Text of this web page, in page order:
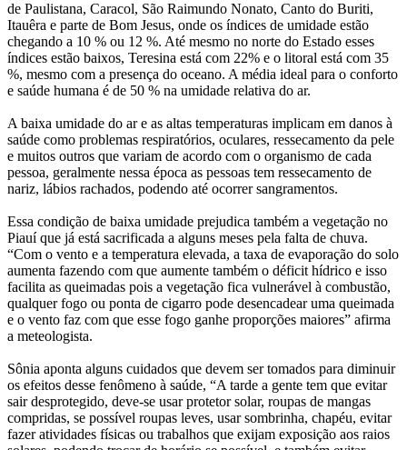
de Paulistana, Caracol, São Raimundo Nonato, Canto do Buriti,
Itauêra e parte de Bom Jesus, onde os índices de umidade estão
chegando a 10 % ou 12 %. Até mesmo no norte do Estado esses
índices estão baixos, Teresina está com 22% e o litoral está com 35
%, mesmo com a presença do oceano. A média ideal para o conforto
e saúde humana é de 50 % na umidade relativa do ar.
A baixa umidade do ar e as altas temperaturas implicam em danos à
saúde como problemas respiratórios, oculares, ressecamento da pele
e muitos outros que variam de acordo com o organismo de cada
pessoa, geralmente nessa época as pessoas tem ressecamento de
nariz, lábios rachados, podendo até ocorrer sangramentos.
Essa condição de baixa umidade prejudica também a vegetação no
Piauí que já está sacrificada a alguns meses pela falta de chuva.
“Com o vento e a temperatura elevada, a taxa de evaporação do solo
aumenta fazendo com que aumente também o déficit hídrico e isso
facilita as queimadas pois a vegetação fica vulnerável à combustão,
qualquer fogo ou ponta de cigarro pode desencadear uma queimada
e o vento faz com que esse fogo ganhe proporções maiores” afirma
a meteologista.
Sônia aponta alguns cuidados que devem ser tomados para diminuir
os efeitos desse fenômeno à saúde, “A tarde a gente tem que evitar
sair desprotegido, deve-se usar protetor solar, roupas de mangas
compridas, se possível roupas leves, usar sombrinha, chapéu, evitar
fazer atividades físicas ou trabalhos que exijam exposição aos raios